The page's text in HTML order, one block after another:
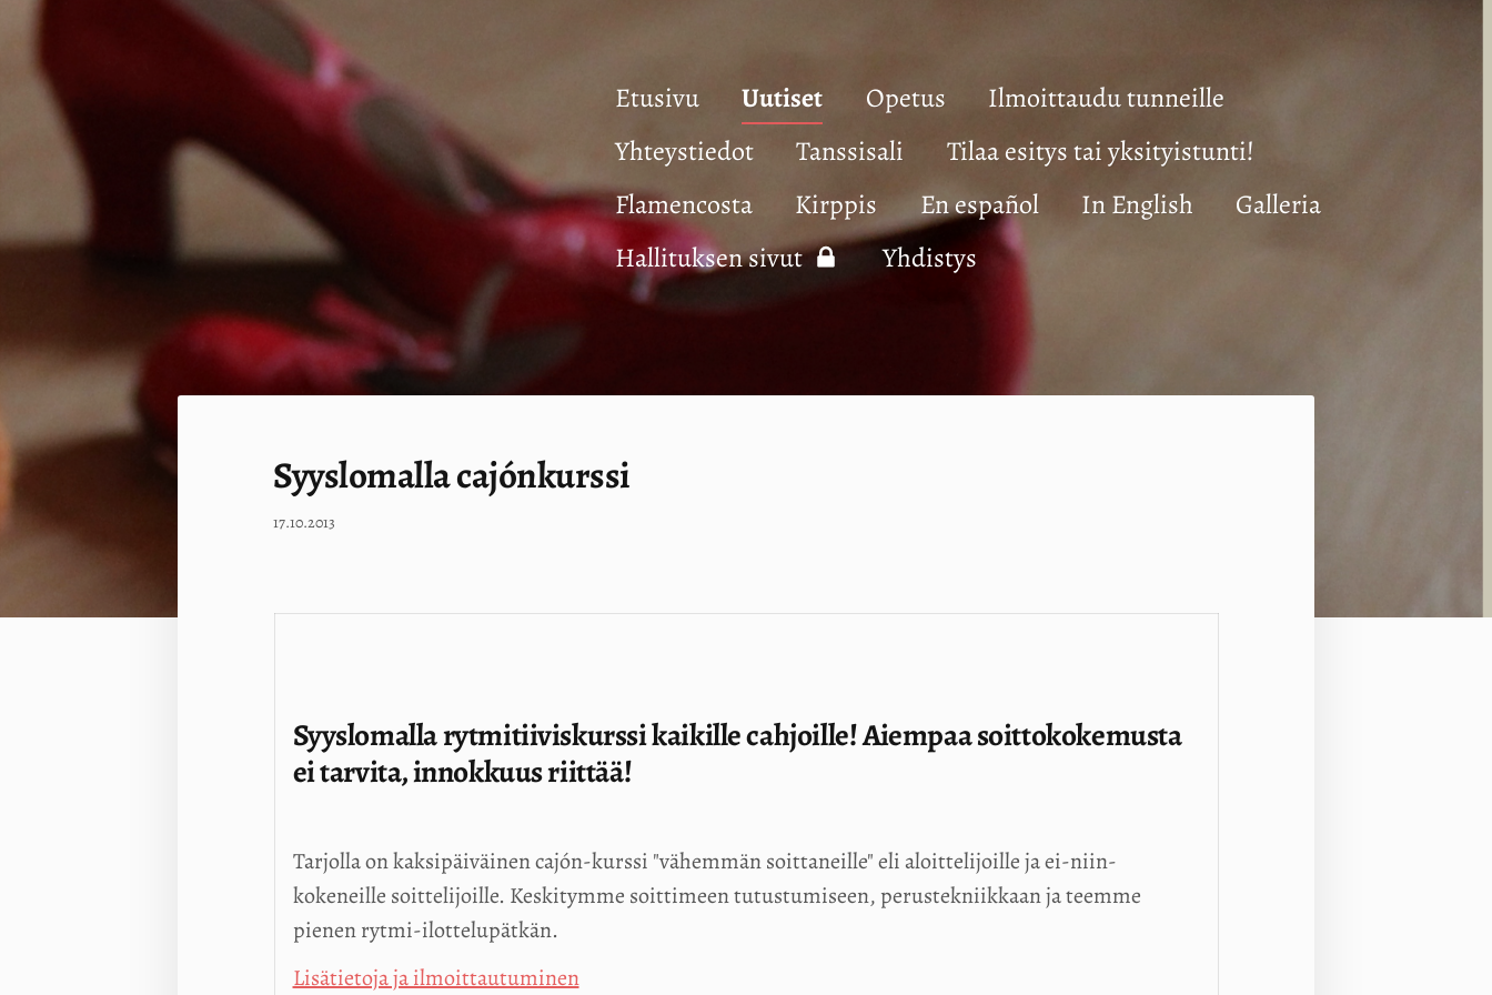
sisältöön
Sivuston etusivulle Etusivu Uutiset Opetus
Ilmoittaudu tunneille
Yhteystiedot
Tanssisali
Tilaa esitys tai yksityistunti!
Flamencosta
Kirppis En español In English
Galleria
Hallituksen sivut
Yhdistys
Syyslomalla cajónkurssi
17.10.2013
Syyslomalla rytmitiiviskurssi kaikille cahjoille! Aiempaa soittokokemusta
ei tarvita, innokkuus riittää!
Tarjolla on kaksipäiväinen cajón-kurssi "vähemmän soittaneille" eli aloittelijoille ja ei-niin-
kokeneille soittelijoille. Keskitymme soittimeen tutustumiseen, perustekniikkaan ja teemme
pienen rytmi-ilottelupätkän.
Lisätietoja ja ilmoittautuminen